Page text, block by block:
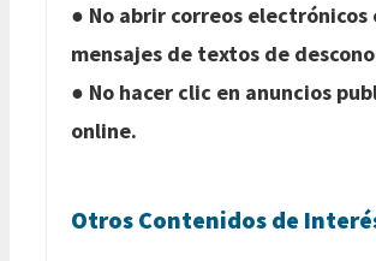
● No abrir correos electrónicos
mensajes de textos de
● No hacer clic en anuncios
online.
Otros Contenidos de